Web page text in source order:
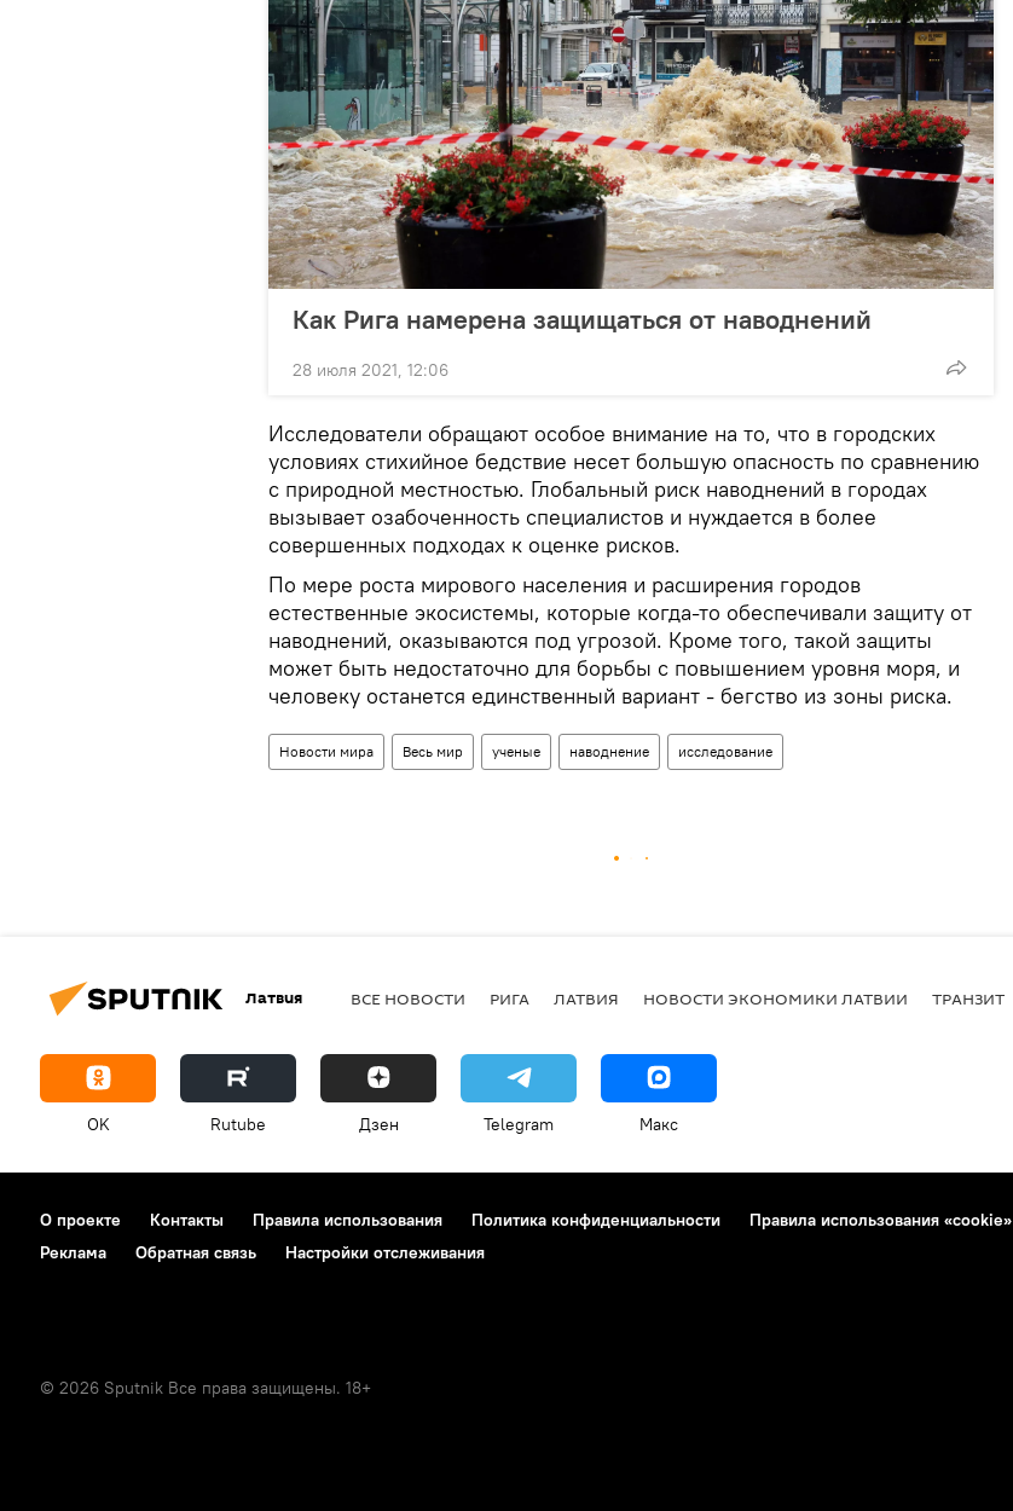
Как Рига намерена защищаться от наводнений
28 июля 2021, 12:06
Исследователи обращают особое внимание на то, что в городских
условиях стихийное бедствие несет большую опасность по сравнению
с природной местностью. Глобальный риск наводнений в городах
вызывает озабоченность специалистов и нуждается в более
совершенных подходах к оценке рисков.
По мере роста мирового населения и расширения городов
естественные экосистемы, которые когда-то обеспечивали защиту от
наводнений, оказываются под угрозой. Кроме того, такой защиты
может быть недостаточно для борьбы с повышением уровня моря, и
человеку останется единственный вариант - бегство из зоны риска.
Новости мира Весь мир ученые наводнение исследование
Латвия ВСЕ НОВОСТИ РИГА ЛАТВИЯ НОВОСТИ ЭКОНОМИКИ ЛАТВИИ ТРАНЗИТ
OK Rutube Дзен Telegram Макс
О проекте Контакты Правила использования Политика конфиденциальности Правила использования «cookie»
Реклама
Обратная связь Настройки отслеживания
© 2026 Sputnik Все права защищены. 18+